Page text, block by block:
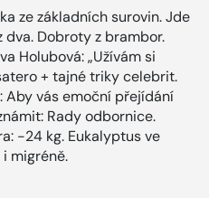
ze základních surovin. Jde
dva. Dobroty z brambor.
Holubová: „Užívám si
+ tajné triky celebrit.
Aby vás emoční přejídání
Rady odbornice.
-24 kg. Eukalyptus ve
migréně.